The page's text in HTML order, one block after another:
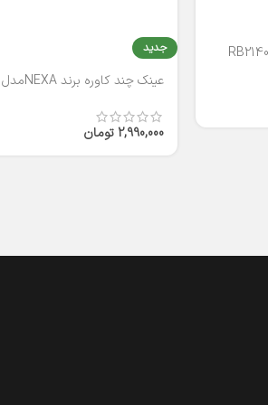
جدید
عینک چند کاوره برند NEXAمدل
2,990,000 تومان